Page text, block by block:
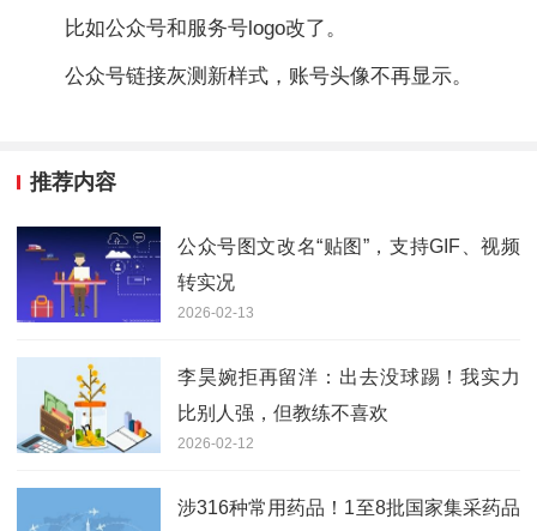
比如公众号和服务号logo改了。
公众号链接灰测新样式，账号头像不再显示。
推荐内容
公众号图文改名“贴图”，支持GIF、视频
转实况
2026-02-13
李昊婉拒再留洋：出去没球踢！我实力
比别人强，但教练不喜欢
2026-02-12
涉316种常用药品！1至8批国家集采药品